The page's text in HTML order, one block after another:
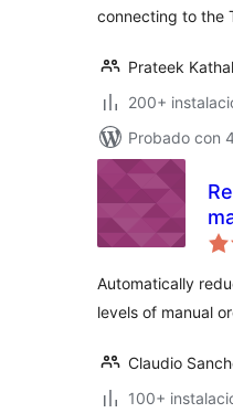
connecting to the
Prateek Kathal
200+
Probado con
Automatically
levels of manual
Claudio
100+